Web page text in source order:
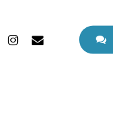
instagram
email